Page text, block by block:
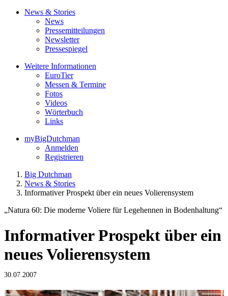
News & Stories
News
Pressemitteilungen
Newsletter
Pressespiegel
Weitere Informationen
EuroTier
Messen & Termine
Fotos
Videos
Wörterbuch
Links
myBigDutchman
Anmelden
Registrieren
Big Dutchman
News & Stories
Informativer Prospekt über ein neues Volierensystem
„Natura 60: Die moderne Voliere für Legehennen in Bodenhaltung“
Informativer Prospekt über ein
neues Volierensystem
30.07.2007